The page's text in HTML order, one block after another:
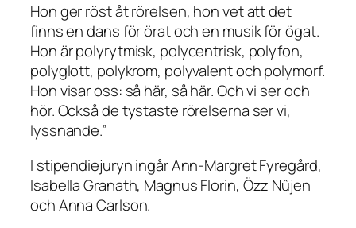
Hon ger röst åt rörelsen, hon vet att det
finns en dans för örat och en musik för ögat.
Hon är polyrytmisk, polycentrisk, polyfon,
polyglott, polykrom, polyvalent och polymorf.
Hon visar oss: så här, så här. Och vi ser och
hör. Också de tystaste rörelserna ser vi,
lyssnande.”
I stipendiejuryn ingår Ann-Margret Fyregård,
Isabella Granath, Magnus Florin, Özz Nûjen
och Anna Carlson.